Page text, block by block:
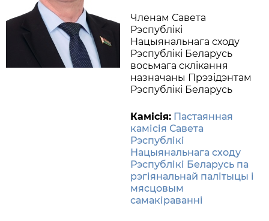
Членам Савета
Рэспублікі
Нацыянальнага сходу
Рэспублікі Беларусь
восьмага склікання
назначаны Прэзідэнтам
Рэспублікі Беларусь
Камісія: Пастаянная
камісія Савета
Рэспублікі
Нацыянальнага сходу
Рэспублікі Беларусь па
рэгіянальнай палітыцы і
мясцовым
самакіраванні